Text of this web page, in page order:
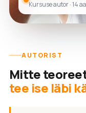
Kursuse autor · 14
AUTORIST
Mitte
tee ise läbi